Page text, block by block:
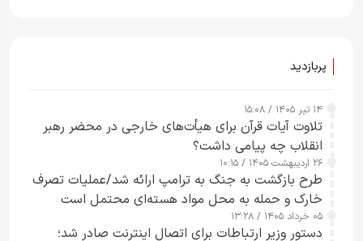
پربازدید
۱۴ تیر ۱۴۰۵ / ۱۵:۰۸
تلاوت آیات قرآن برای هیأت‌های خارجی در محضر رهبر
انقلاب چه پیامی داشت؟
۲۶ اردیبهشت ۱۴۰۵ / ۱۰:۱۵
طرح‌ بازگشت به جنگ به ترامپ ارائه شد/عملیات تصرف
خارک و حمله به محل مواد هسته‌ای محتمل است
۰۵ خرداد ۱۴۰۵ / ۱۳:۲۸
دستور وزیر ارتباطات برای اتصال اینترنت صادر شد؛